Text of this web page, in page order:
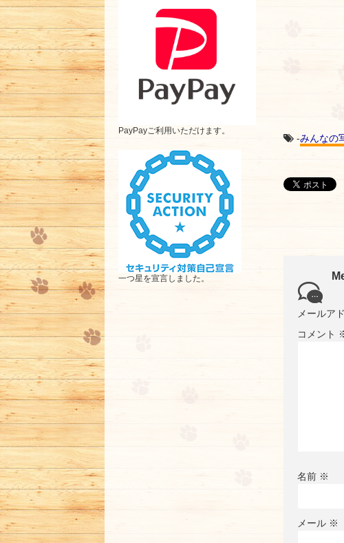
-みんなの
メールア
コメント
名前 ※
メール ※
PayPayご利用いただけます。
一つ星を宣言しました。